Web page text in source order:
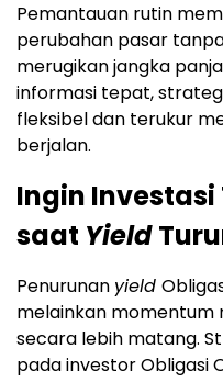
Pemantauan rutin
perubahan pasar
merugikan jangka
informasi tepat,
fleksibel dan terukur
berjalan.
Ingin
saat Yield
Penurunan yield
melainkan momentum
secara lebih matang.
pada investor Obligasi